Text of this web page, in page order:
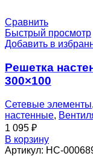
Сравнить
Быстрый просмотр
Добавить в
Решетка
300×100
Сетевые элементы,
настенные,
1 095 ₽
В корзину
Артикул: НС-